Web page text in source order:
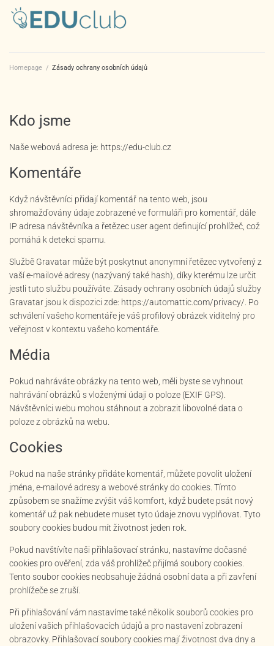
Homepage / Zásady ochrany osobních údajů
Kdo jsme
Naše webová adresa je: https://edu-club.cz
Komentáře
Když návštěvníci přidají komentář na tento web, jsou
shromažďovány údaje zobrazené ve formuláři pro komentář, dále
IP adresa návštěvníka a řetězec user agent definující prohlížeč, což
pomáhá k detekci spamu.
Službě Gravatar může být poskytnut anonymní řetězec vytvořený z
vaší e-mailové adresy (nazývaný také hash), díky kterému lze určit
jestli tuto službu používáte. Zásady ochrany osobních údajů služby
Gravatar jsou k dispozici zde: https://automattic.com/privacy/. Po
schválení vašeho komentáře je váš profilový obrázek viditelný pro
veřejnost v kontextu vašeho komentáře.
Média
Pokud nahráváte obrázky na tento web, měli byste se vyhnout
nahrávání obrázků s vloženými údaji o poloze (EXIF GPS).
Návštěvníci webu mohou stáhnout a zobrazit libovolné data o
poloze z obrázků na webu.
Cookies
Pokud na naše stránky přidáte komentář, můžete povolit uložení
jména, e-mailové adresy a webové stránky do cookies. Tímto
způsobem se snažíme zvýšit váš komfort, když budete psát nový
komentář už pak nebudete muset tyto údaje znovu vyplňovat. Tyto
soubory cookies budou mít životnost jeden rok.
Pokud navštívíte naši přihlašovací stránku, nastavíme dočasné
cookies pro ověření, zda váš prohlížeč přijímá soubory cookies.
Tento soubor cookies neobsahuje žádná osobní data a při zavření
prohlížeče se zruší.
Při přihlašování vám nastavíme také několik souborů cookies pro
uložení vašich přihlašovacích údajů a pro nastavení zobrazení
obrazovky. Přihlašovací soubory cookies mají životnost dva dny a